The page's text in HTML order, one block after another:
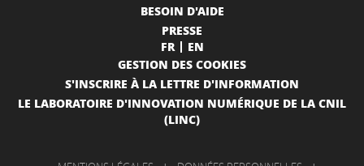
BESOIN D'AIDE
PRESSE
FR
EN
GESTION DES COOKIES
S'INSCRIRE À LA LETTRE D'INFORMATION
LE LABORATOIRE D'INNOVATION NUMÉRIQUE DE LA CNIL
(LINC)